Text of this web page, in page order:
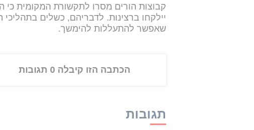
קבוצות הורים מסרו לתקשורת המקומית
יילקחו ברצינות. לדבריהם, כשלים
שאפשר להתעללות להימשך.
הכתבה הזו קיבלה 0 תגובות
תגובות